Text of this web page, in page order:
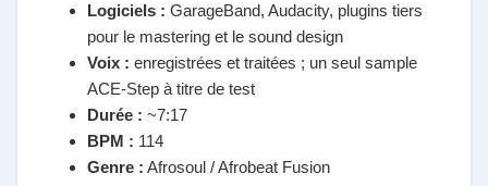
Logiciels : GarageBand, Audacity, plugins tiers
pour le mastering et le sound design
Voix : enregistrées et traitées ; un seul sample
ACE-Step à titre de test
Durée : ~7:17
BPM : 114
Genre : Afrosoul / Afrobeat Fusion